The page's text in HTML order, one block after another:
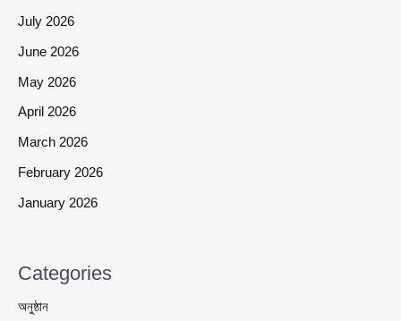
July 2026
June 2026
May 2026
April 2026
March 2026
February 2026
January 2026
Categories
অনুষ্ঠান